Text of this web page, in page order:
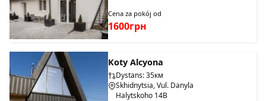
Cena za pokój od
1600грн
Koty Alcyona
Dystans: 35км
Skhidnytsia, Vul. Danyla
Halytskoho 14B